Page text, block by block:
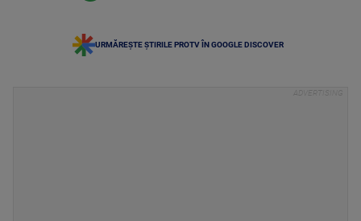
URMĂREȘTE ȘTIRILE PROTV ÎN GOOGLE DISCOVER